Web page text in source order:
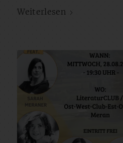
Weiterlesen